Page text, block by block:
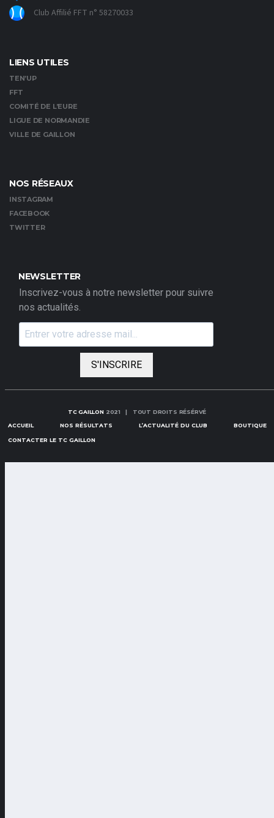
Club Affilié FFT n° 58270033
LIENS UTILES
TEN’UP
FFT
COMITÉ DE L’EURE
LIGUE DE NORMANDIE
VILLE DE GAILLON
NOS RÉSEAUX
INSTAGRAM
FACEBOOK
TWITTER
NEWSLETTER
Inscrivez-vous à notre newsletter pour suivre
nos actualités.
S'INSCRIRE
TC GAILLON2021 | TOUT DROITS RÉSÉRVÉ
ACCUEIL NOS RÉSULTATS L’ACTUALITÉ DU CLUB BOUTIQUE
CONTACTER LE TC GAILLON